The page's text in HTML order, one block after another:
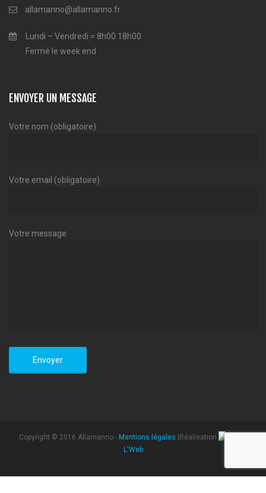
allamanno@allamanno.fr
Lundi – Vendredi = 8h00 18h00
Fermé le week end
ENVOYER UN MESSAGE
Votre nom (obligatoire)
Votre email (obligatoire)
Votre message
Copyright © 2016 Allamanno - Mentions légales |Réalisation
L'Web